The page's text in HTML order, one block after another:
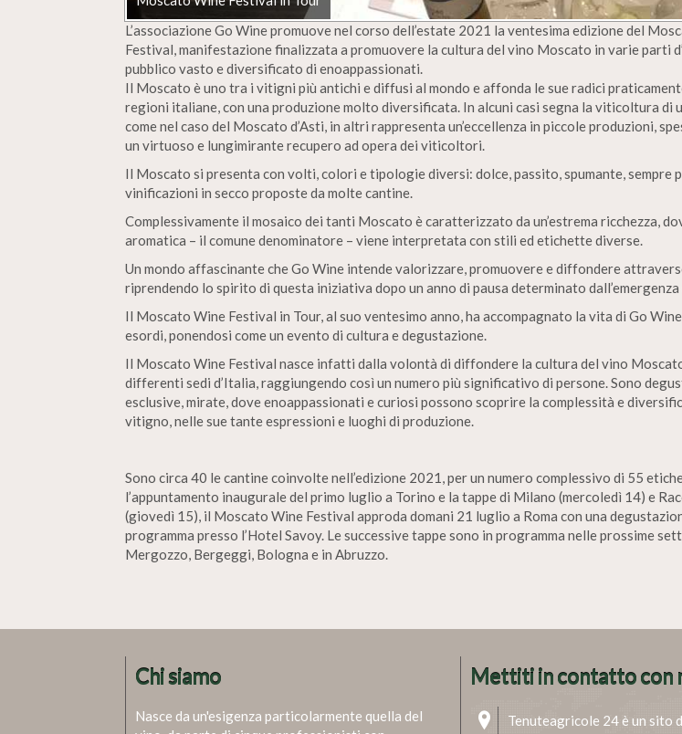
L’associazione Go Wine promuove nel corso dell’estate 2021 la ventesima edizione del
Festival, manifestazione finalizzata a promuovere la cultura del vino Moscato in varie parti
pubblico vasto e diversificato di enoappassionati.
Il Moscato è uno tra i vitigni più antichi e diffusi al mondo e affonda le sue radici
regioni italiane, con una produzione molto diversificata. In alcuni casi segna la viticoltura di
come nel caso del Moscato d’Asti, in altri rappresenta un’eccellenza in piccole produzioni,
un virtuoso e lungimirante recupero ad opera dei viticoltori.
Il Moscato si presenta con volti, colori e tipologie diversi: dolce, passito, spumante, sempre
vinificazioni in secco proposte da molte cantine.
Complessivamente il mosaico dei tanti Moscato è caratterizzato da un’estrema ricchezza,
aromatica – il comune denominatore – viene interpretata con stili ed etichette diverse.
Un mondo affascinante che Go Wine intende valorizzare, promuovere e diffondere
riprendendo lo spirito di questa iniziativa dopo un anno di pausa determinato
Il Moscato Wine Festival in Tour, al suo ventesimo anno, ha accompagnato la vita di Go
esordi, ponendosi come un evento di cultura e degustazione.
Il Moscato Wine Festival nasce infatti dalla volontà di diffondere la cultura del vino
differenti sedi d’Italia, raggiungendo così un numero più significativo di persone. Sono
esclusive, mirate, dove enoappassionati e curiosi possono scoprire la complessità e
vitigno, nelle sue tante espressioni e luoghi di produzione.
Sono circa 40 le cantine coinvolte nell’edizione 2021, per un numero complessivo di 55
l’appuntamento inaugurale del primo luglio a Torino e la tappe di Milano (mercoledì 14) e
(giovedì 15), il Moscato Wine Festival approda domani 21 luglio a Roma con una
programma presso l’Hotel Savoy. Le successive tappe sono in programma nelle prossime
Mergozzo, Bergeggi, Bologna e in Abruzzo.
Chi siamo
Nasce da un'esigenza particolarmente quella del
Mettiti in contatto con
Tenuteagricole 24 è un sito